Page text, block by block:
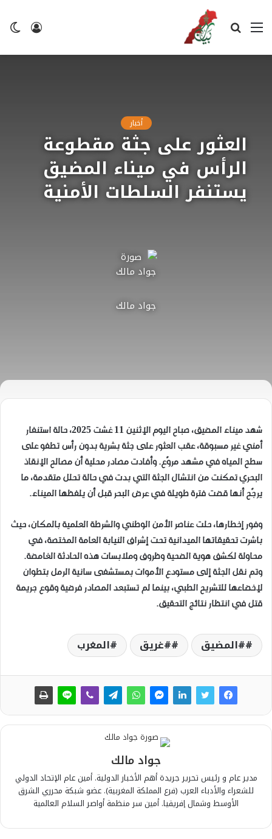
تسجيل
القائمة بحث
أخبار
العثور على جثة مقطوعة
الرأس في ميناء المضيق
يستنفر السلطات الأمنية
جواد مالك
شهد ميناء المضيق، صباح اليوم الإثنين 11 غشت 2025، حالة استنفار
أمني غير مسبوقة، عقب العثور على جثة بشرية بدون رأس تطفو على
سطح المياه في مشهد مروّع. وأفادت مصادر محلية أن مصالح الإنقاذ
البحري تمكنت من انتشال الجثة التي بدت في حالة تحلل متقدمة، ما
يرجّح أنها قضت فترة طويلة في عرض البحر قبل أن يلفظها الميناء.
وفور إخطارها، حلت عناصر الأمن الوطني والشرطة العلمية بالمكان، حيث
باشرت تحقيقاتها الميدانية تحت إشراف النيابة العامة المختصة، في
محاولة لكشف هوية الضحية وظروف وملابسات هذه الحادثة الغامضة.
وتم نقل الجثة إلى مستودع الأموات بمستشفى سانية الرمل بتطوان
لإخضاعها للتشريح الطبي، بينما لم تستبعد المصادر فرضية وقوع جريمة
قتل في انتظار نتائج التحقيق.
#المضيق #غريق المغرب
جواد مالك
مدير عام و رئيس تحرير جريدة أهم الأخبار الدولية. أمين عام الإتحاد الدولي
للشعراء والأدباء العرب (فرع المملكة المغربية). عضو شبكة محرري الشرق
الأوسط وشمال إفريقيا. أمين سر منظمة أواصر السلام العالمية